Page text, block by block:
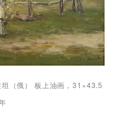
坦（俄） 板上油画，31×43.5